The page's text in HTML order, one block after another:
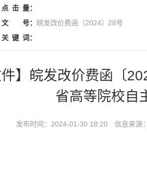
点 击 量：
文
号： 皖发改价费函〔2024〕28号
关 键 词：
件】皖发改价费函〔
省高等院校自
发布时间：2024-01-30 18:20 信息来源